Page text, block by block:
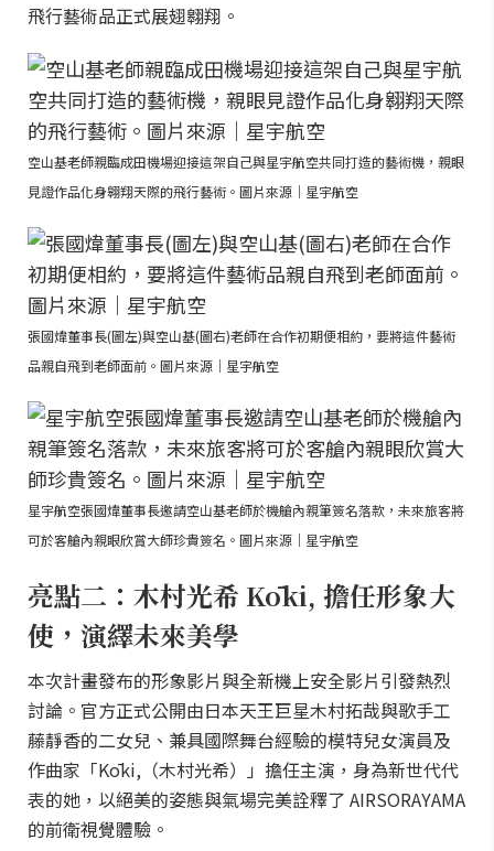
飛行藝術品正式展翅翱翔。
空山基老師親臨成田機場迎接這架自己與星宇航空共同打造的藝術機，親眼
見證作品化身翱翔天際的飛行藝術。圖片來源｜星宇航空
張國煒董事長(圖左)與空山基(圖右)老師在合作初期便相約，要將這件藝術
品親自飛到老師面前。圖片來源｜星宇航空
星宇航空張國煒董事長邀請空山基老師於機艙內親筆簽名落款，未來旅客將
可於客艙內親眼欣賞大師珍貴簽名。圖片來源｜星宇航空
亮點二：木村光希 Kōki, 擔任形象大
使，演繹未來美學
本次計畫發布的形象影片與全新機上安全影片引發熱烈
討論。官方正式公開由日本天王巨星木村拓哉與歌手工
藤靜香的二女兒、兼具國際舞台經驗的模特兒女演員及
作曲家「Kōki,（木村光希）」擔任主演，身為新世代代
表的她，以絕美的姿態與氣場完美詮釋了 AIRSORAYAMA
的前衛視覺體驗。